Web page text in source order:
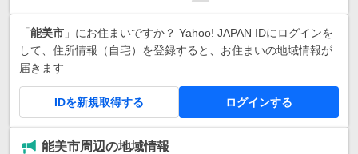
「能美市 」にお住まいですか？ Yahoo! JAPAN IDにログインを
して、住所情報（自宅）を登録すると、お住まいの地域情報が
届きます
IDを新規取得する ログインする
能美市周辺の地域情報